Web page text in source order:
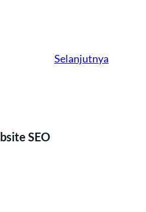
Selanjutnya
SEO